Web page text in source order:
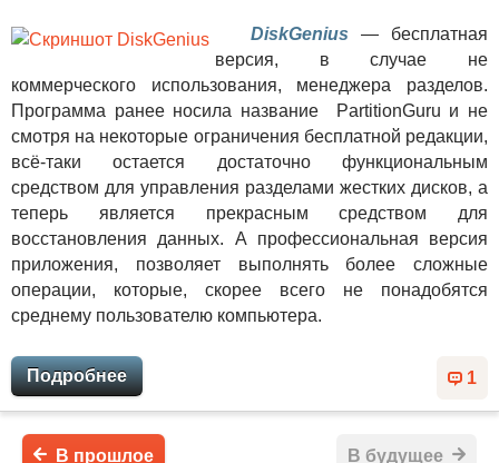
DiskGenius— бесплатная
версия, в случае не
коммерческого использования, менеджера разделов.
Программа ранее носила название PartitionGuru и не
смотря на некоторые ограничения бесплатной редакции,
всё-таки остается достаточно функциональным
средством для управления разделами жестких дисков, а
теперь является прекрасным средством для
восстановления данных. А профессиональная версия
приложения, позволяет выполнять более сложные
операции, которые, скорее всего не понадобятся
среднему пользователю компьютера.
1
Подробнее
В будущее
В прошлое